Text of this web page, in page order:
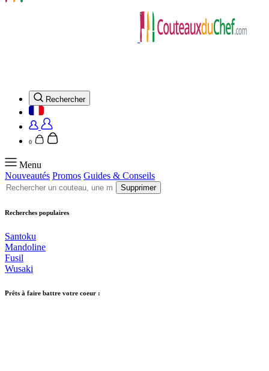
Rechercher
0
Menu
Nouveautés Promos Guides & Conseils
Supprimer
Recherches populaires
Santoku
Mandoline
Fusil
Wusaki
Prêts à faire battre votre coeur :